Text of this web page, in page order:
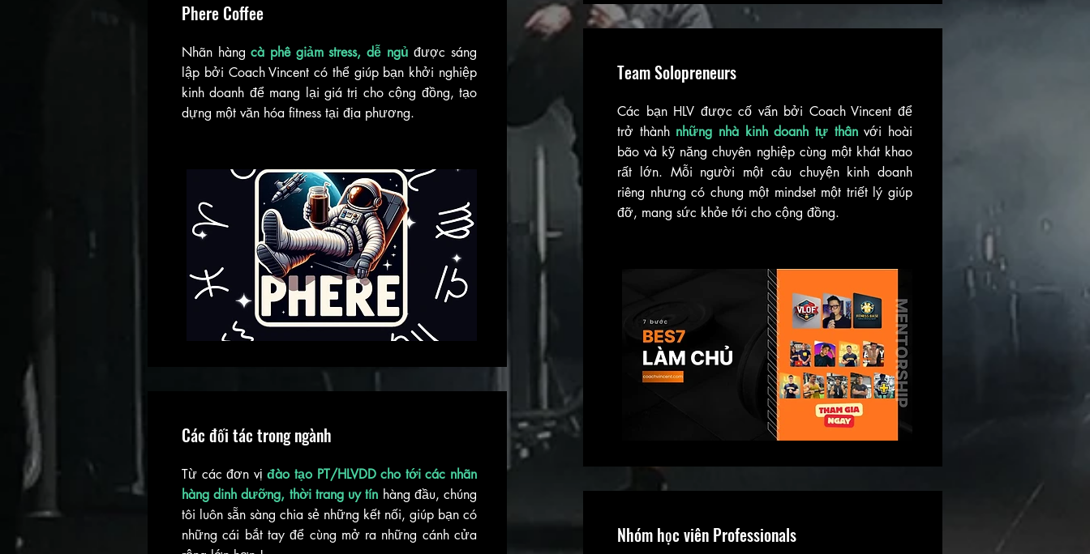
Phere Coffee
Nhãn hàngcà phê giảm stress, dễ ngủđược sáng
lập bởi Coach Vincent có thể giúp bạn khởi nghiệp
kinh doanh để mang lại giá trị cho cộng đồng, tạo
dựng một văn hóa fitness tại địa phương.
Các đối tác trong ngành
Từ các đơn vịđào tạo PT/HLVDD cho tới các nhãn
hàng dinh dưỡng, thời trang uy tín hàng đầu, chúng
tôi luôn sẵn sàng chia sẻ những kết nối, giúp bạn có
những cái bắt tay để cùng mở ra những cánh cửa
Team Solopreneurs
Các bạn HLV được cố vấn bởi Coach Vincent để
trở thànhnhững nhà kinh doanh tự thânvới hoài
bão và kỹ năng chuyên nghiệp cùng một khát khao
rất lớn. Mỗi người một câu chuyện kinh doanh
riêng nhưng có chung một mindset một triết lý giúp
đỡ, mang sức khỏe tới cho cộng đồng.
Nhóm học viên Professionals